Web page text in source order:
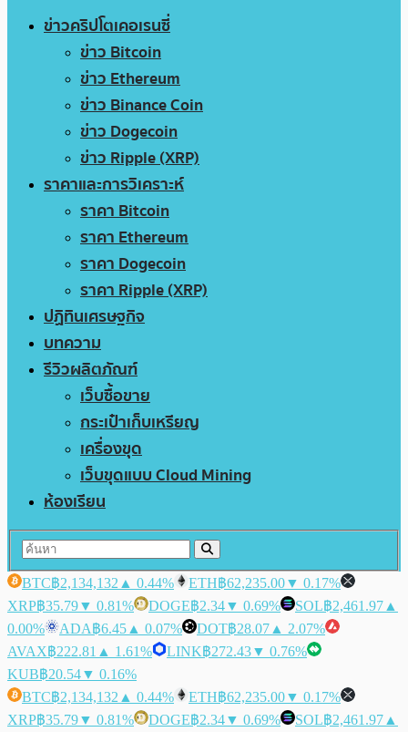
ข่าวคริปโตเคอเรนซี่
ข่าว Bitcoin
ข่าว Ethereum
ข่าว Binance Coin
ข่าว Dogecoin
ข่าว Ripple (XRP)
ราคาและการวิเคราะห์
ราคา Bitcoin
ราคา Ethereum
ราคา Dogecoin
ราคา Ripple (XRP)
ปฏิทินเศรษฐกิจ
บทความ
รีวิวผลิตภัณฑ์
เว็บซื้อขาย
กระเป๋าเก็บเหรียญ
เครื่องขุด
เว็บขุดแบบ Cloud Mining
ห้องเรียน
BTC฿2,134,132 ▲ 0.44% ETH฿62,235.00▼ 0.17%
XRP฿35.79▼ 0.81% DOGE฿2.34▼ 0.69% SOL฿2,461.97 ▲
0.00%
ADA฿6.45 ▲ 0.07% DOT฿28.07 ▲ 2.07%
AVAX฿222.81 ▲ 1.61% LINK฿272.43▼ 0.76%
KUB฿20.54▼ 0.16%
BTC฿2,134,132 ▲ 0.44% ETH฿62,235.00▼ 0.17%
XRP฿35.79▼ 0.81% DOGE฿2.34▼ 0.69% SOL฿2,461.97 ▲